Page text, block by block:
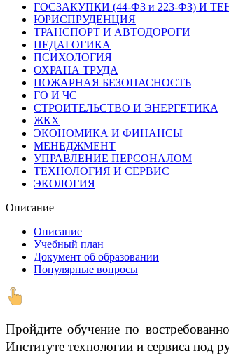
ГОСЗАКУПКИ (44-ФЗ и 223-ФЗ) И
ЮРИСПРУДЕНЦИЯ
ТРАНСПОРТ И АВТОДОРОГИ
ПЕДАГОГИКА
ПСИХОЛОГИЯ
ОХРАНА ТРУДА
ПОЖАРНАЯ БЕЗОПАСНОСТЬ
ГО И ЧС
СТРОИТЕЛЬСТВО И ЭНЕРГЕТИКА
ЖКХ
ЭКОНОМИКА И ФИНАНСЫ
МЕНЕДЖМЕНТ
УПРАВЛЕНИЕ ПЕРСОНАЛОМ
ТЕХНОЛОГИЯ И СЕРВИС
ЭКОЛОГИЯ
Описание
Описание
Учебный план
Документ об образовании
Популярные вопросы
Пройдите обучение по
Институте технологии и сервиса под